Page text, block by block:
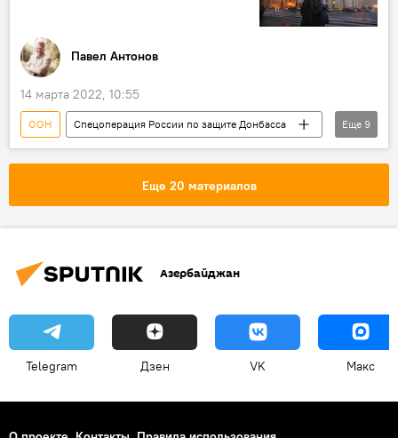
Павел Антонов
14 марта 2022, 10:55
ООН
Спецоперация России по защите Донбасса
Украина
Украина
миротворцы
МИД РФ
МИД РФ МИД РФ
Еще 9
Еще 20 материалов
Азербайджан
Telegram Дзен VK Макс